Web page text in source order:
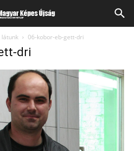
látunk 06-kobor-eb-gett-dri
dri